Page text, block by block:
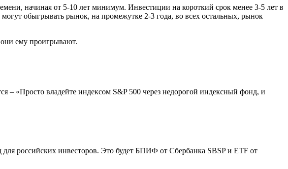
начиная от 5-10 лет минимум. Инвестиции на короткий срок менее 3-5 лет в
обыгрывать рынок, на промежутке 2-3 года, во всех остальных, рынок
они ему проигрывают.
– «Просто владейте индексом S&P 500 через недорогой индексный фонд, и
российских инвесторов. Это будет БПИФ от Сбербанка SBSP и ETF от